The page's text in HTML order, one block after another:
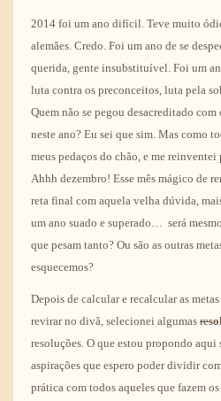
2014 foi um ano difícil. Teve muito
alemães. Credo. Foi um ano de se
querida, gente insubstituível. Foi um
luta contra os preconceitos, luta pela
Quem não se pegou desacreditado
neste ano? Eu sei que sim. Mas como
meus pedaços do chão, e me
Ahhh dezembro! Esse mês mágico de
reta final com aquela velha dúvida,
um ano suado e superado… será
que pesam tanto? Ou são as outras
esquecemos?
Depois de calcular e recalcular as
revirar no divã, selecionei algumas re
resoluções. O que estou propondo aqui
aspirações que espero poder dividir
prática com todos aqueles que fazem